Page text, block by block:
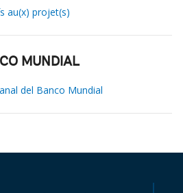
au(x) projet(s)
MUNDIAL
del Banco Mundial